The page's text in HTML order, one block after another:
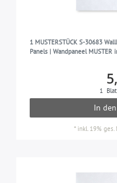
1 MUSTERSTÜCK S-30683
Panels | Wandpaneel MUSTER
1
In
* inkl. 19% ges.